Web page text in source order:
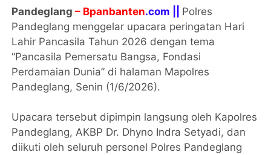
Pandeglang– Bpanbanten.com || Polres
Pandeglang menggelar upacara peringatan Hari
Lahir Pancasila Tahun 2026 dengan tema
“Pancasila Pemersatu Bangsa, Fondasi
Perdamaian Dunia” di halaman Mapolres
Pandeglang, Senin (1/6/2026).
Upacara tersebut dipimpin langsung oleh Kapolres
Pandeglang, AKBP Dr. Dhyno Indra Setyadi, dan
diikuti oleh seluruh personel Polres Pandeglang